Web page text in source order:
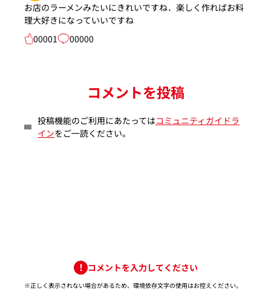
お店のラーメンみたいにきれいですね．楽しく作ればお料
理大好きになっていいですね
00001
00000
コメントを投稿
投稿機能のご利用にあたってはコミュニティガイドラ
インをご一読ください。
コメントを入力してください
※正しく表示されない場合があるため、環境依存文字の使用はお控えください。​